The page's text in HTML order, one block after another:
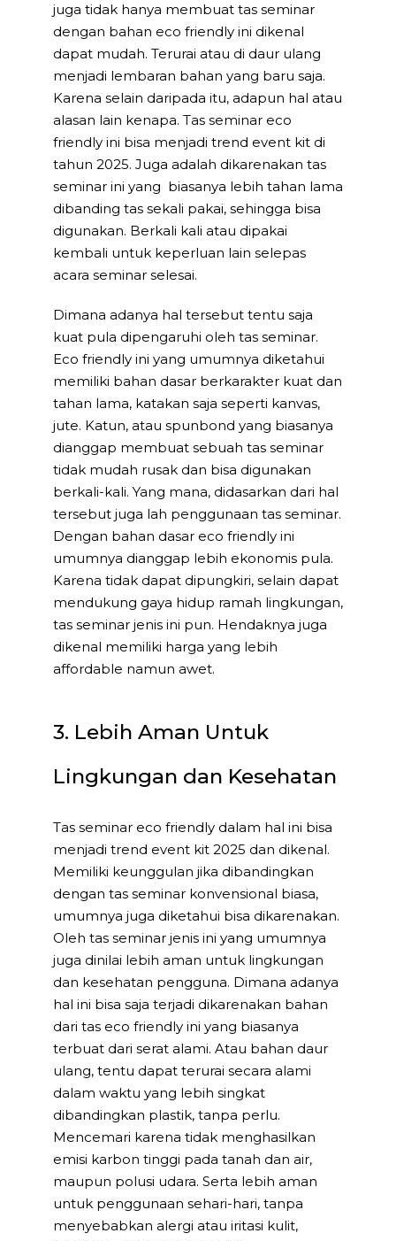
juga tidak hanya membuat tas seminar
dengan bahan eco friendly ini dikenal
dapat mudah. Terurai atau di daur ulang
menjadi lembaran bahan yang baru saja.
Karena selain daripada itu, adapun hal atau
alasan lain kenapa. Tas seminar eco
friendly ini bisa menjadi trend event kit di
tahun 2025. Juga adalah dikarenakan tas
seminar ini yang biasanya lebih tahan lama
dibanding tas sekali pakai, sehingga bisa
digunakan. Berkali kali atau dipakai
kembali untuk keperluan lain selepas
acara seminar selesai.
Dimana adanya hal tersebut tentu saja
kuat pula dipengaruhi oleh tas seminar.
Eco friendly ini yang umumnya diketahui
memiliki bahan dasar berkarakter kuat dan
tahan lama, katakan saja seperti kanvas,
jute. Katun, atau spunbond yang biasanya
dianggap membuat sebuah tas seminar
tidak mudah rusak dan bisa digunakan
berkali-kali. Yang mana, didasarkan dari hal
tersebut juga lah penggunaan tas seminar.
Dengan bahan dasar eco friendly ini
umumnya dianggap lebih ekonomis pula.
Karena tidak dapat dipungkiri, selain dapat
mendukung gaya hidup ramah lingkungan,
tas seminar jenis ini pun. Hendaknya juga
dikenal memiliki harga yang lebih
affordable namun awet.
3. Lebih Aman Untuk
Lingkungan dan Kesehatan
Tas seminar eco friendly dalam hal ini bisa
menjadi trend event kit 2025 dan dikenal.
Memiliki keunggulan jika dibandingkan
dengan tas seminar konvensional biasa,
umumnya juga diketahui bisa dikarenakan.
Oleh tas seminar jenis ini yang umumnya
juga dinilai lebih aman untuk lingkungan
dan kesehatan pengguna. Dimana adanya
hal ini bisa saja terjadi dikarenakan bahan
dari tas eco friendly ini yang biasanya
terbuat dari serat alami. Atau bahan daur
ulang, tentu dapat terurai secara alami
dalam waktu yang lebih singkat
dibandingkan plastik, tanpa perlu.
Mencemari karena tidak menghasilkan
emisi karbon tinggi pada tanah dan air,
maupun polusi udara. Serta lebih aman
untuk penggunaan sehari-hari, tanpa
menyebabkan alergi atau iritasi kulit,